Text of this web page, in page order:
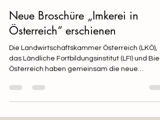
10. Juli
1 Min. Lesezeit
Neue Broschüre „Imkerei in
Österreich“ erschienen
Die Landwirtschaftskammer Österreich (LKÖ),
Österreich haben gemeinsam die neue